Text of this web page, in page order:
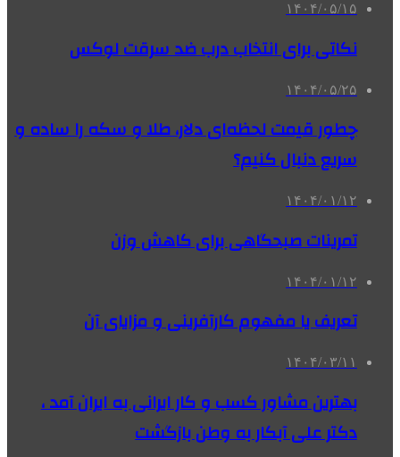
۱۴۰۴/۰۵/۱۵
نکاتی برای انتخاب درب ضد سرقت لوکس
۱۴۰۴/۰۵/۲۵
چطور قیمت لحظه‌ای دلار، طلا و سکه را ساده و
سریع دنبال کنیم؟
۱۴۰۴/۰۱/۱۲
تمرینات صبحگاهی برای کاهش وزن
۱۴۰۴/۰۱/۱۲
تعریف یا مفهوم کارآفرینی و مزایای آن
۱۴۰۴/۰۳/۱۱
بهترین مشاور کسب و کار ایرانی به ایران آمد ،
دکتر علی آبکار به وطن بازگشت